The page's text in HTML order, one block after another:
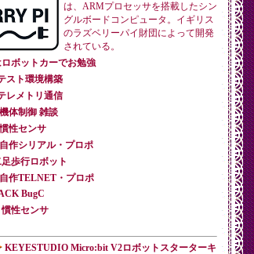
は、ARMプロセッサを搭載したシン
グルボードコンピュータ。イギリス
のラズベリーパイ財団によって開発
されている。
ロボットカーでお勉強
スト環境構築
レメトリ通信
体制御 雑談
性センサ
作シリアル・プロポ
足歩行ロボット
作TELNET・プロポ
BugC
慣性センサ
KEYESTUDIO Micro:bit V2ロボットスターターキ